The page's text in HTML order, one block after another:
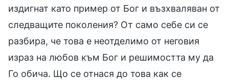
издигнат като пример от Бог и възхваляван от
следващите поколения? От само себе си се
разбира, че това е неотделимо от неговия
израз на любов към Бог и решимостта му да
Го обича. Що се отнася до това как се